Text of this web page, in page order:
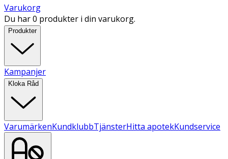
Varukorg
Du har 0 produkter i din varukorg.
Produkter
Kampanjer
Kloka Råd
VarumärkenKundklubbTjänsterHitta apotekKundservice